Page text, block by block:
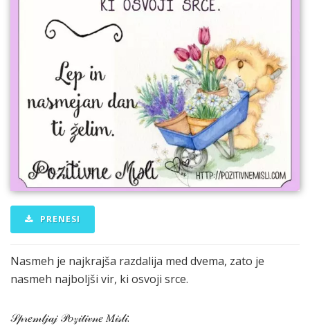
PRENESI
Nasmeh je najkrajša razdalija med dvema, zato je
nasmeh najboljši vir, ki osvoji srce.
𝒮𝓅𝓇𝑒𝓂𝓁𝒿𝒶𝒿 𝒫𝑜𝓏𝒾𝓉𝒾𝓋𝓃𝑒 𝑀𝒾𝓈𝓁𝒾: